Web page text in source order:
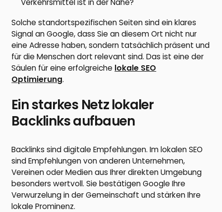
Solche standortspezifischen Seiten sind ein klares
Signal an Google, dass Sie an diesem Ort nicht nur
eine Adresse haben, sondern tatsächlich präsent und
für die Menschen dort relevant sind. Das ist eine der
Säulen für eine erfolgreiche lokale SEO
Optimierung.
Ein starkes Netz lokaler
Backlinks aufbauen
Backlinks sind digitale Empfehlungen. Im lokalen SEO
sind Empfehlungen von anderen Unternehmen,
Vereinen oder Medien aus Ihrer direkten Umgebung
besonders wertvoll. Sie bestätigen Google Ihre
Verwurzelung in der Gemeinschaft und stärken Ihre
lokale Prominenz.